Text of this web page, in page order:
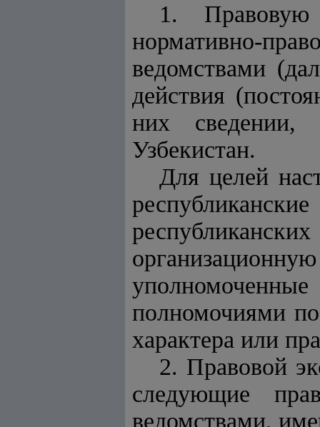
1. Правовую
нормативно-
ведомствами
действия
них сведении,
Узбекистан.
Для целей
полномочиями
характера или
2. Правовой
следующие
ведомствами,